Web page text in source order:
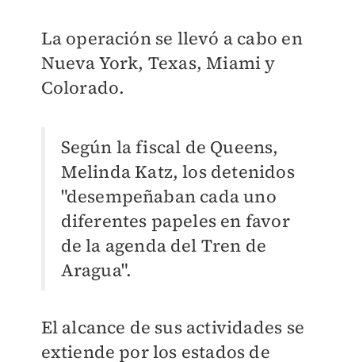
La operación se llevó a cabo en
Nueva York, Texas, Miami y
Colorado.
Según la fiscal de Queens,
Melinda Katz, los detenidos
"desempeñaban cada uno
diferentes papeles en favor
de la agenda del Tren de
Aragua".
El alcance de sus actividades se
extiende por los estados de